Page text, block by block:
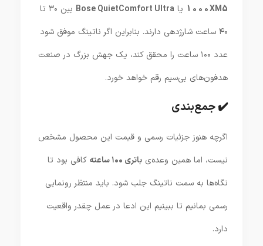
1000XM5 یا Bose QuietComfort Ultra
بین ۳۰ تا
۴۰ ساعت شارژدهی دارند. بنابراین اگر ناتینگ موفق شود
عدد ۱۰۰ ساعت را محقق کند، یک جهش بزرگ در صنعت
هدفون‌های بی‌سیم رقم خواهد خورد.
✔️ جمع‌بندی
اگرچه هنوز جزئیات رسمی و قیمت این محصول مشخص
نیست، اما همین وعده‌ی باتری ۱۰۰ ساعته
کافی بود تا
نگاه‌ها به سمت ناتینگ جلب شود. باید منتظر رونمایی
رسمی بمانیم تا ببینیم این ادعا در عمل چقدر واقعیت
دارد.